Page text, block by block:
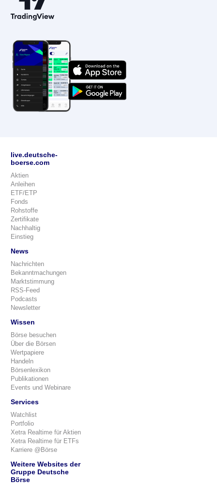
live.deutsche-
boerse.com
Aktien
Anleihen
ETF/ETP
Fonds
Rohstoffe
Zertifikate
Nachhaltig
Einstieg
News
Nachrichten
Bekanntmachungen
Marktstimmung
RSS-Feed
Podcasts
Newsletter
Wissen
Börse besuchen
Über die Börsen
Wertpapiere
Handeln
Börsenlexikon
Publikationen
Events und Webinare
Services
Watchlist
Portfolio
Xetra Realtime für Aktien
Xetra Realtime für ETFs
Karriere @Börse
Weitere Websites der
Gruppe Deutsche
Börse